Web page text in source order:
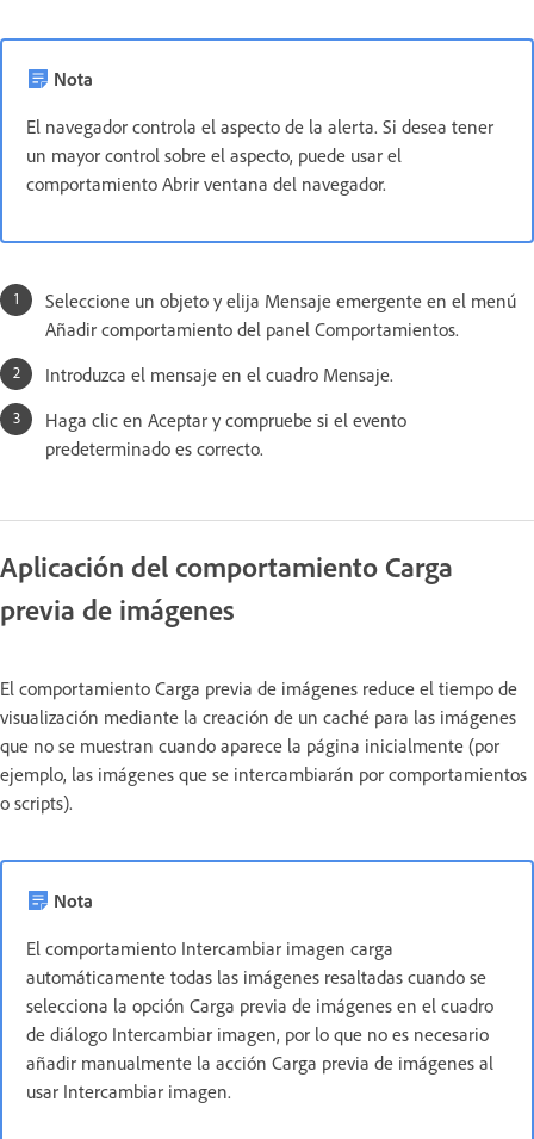
Nota
El navegador controla el aspecto de la alerta. Si desea tener
un mayor control sobre el aspecto, puede usar el
comportamiento Abrir ventana del navegador.
Seleccione un objeto y elija Mensaje emergente en el menú
Añadir comportamiento del panel Comportamientos.
Introduzca el mensaje en el cuadro Mensaje.
Haga clic en Aceptar y compruebe si el evento
predeterminado es correcto.
Aplicación del comportamiento Carga
previa de imágenes
El comportamiento Carga previa de imágenes reduce el tiempo de
visualización mediante la creación de un caché para las imágenes
que no se muestran cuando aparece la página inicialmente (por
ejemplo, las imágenes que se intercambiarán por comportamientos
o scripts).
Nota
El comportamiento Intercambiar imagen carga
automáticamente todas las imágenes resaltadas cuando se
selecciona la opción Carga previa de imágenes en el cuadro
de diálogo Intercambiar imagen, por lo que no es necesario
añadir manualmente la acción Carga previa de imágenes al
usar Intercambiar imagen.